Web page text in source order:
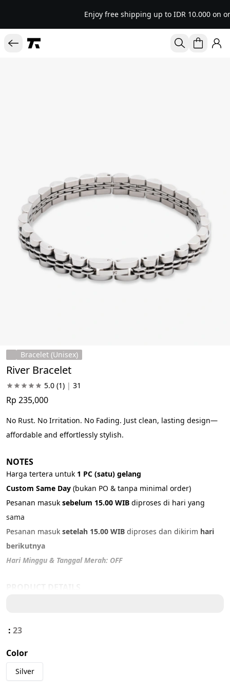
Enjoy free shipping up to IDR 10.000 on
Bracelet (Unisex)
River Bracelet
5.0 (1) | 31
Rp 235,000
No Rust. No Irritation. No Fading. Just clean, lasting design—
affordable and effortlessly stylish.
NOTES
Harga tertera untuk 1 PC (satu) gelang
Custom Same Day (bukan PO & tanpa minimal order)
Pesanan masuk sebelum 15.00 WIB diproses di hari yang
sama
Pesanan masuk setelah 15.00 WIB diproses dan dikirim hari
berikutnya
Hari Minggu & Tanggal Merah: OFF
Size: ADJUSTABLE (17 - 20cm)
IMPORTANT NOTICE
Mohon untuk membuat
tertutup, direkam dari awal hingga akhir (tanpa pause atau edit).
: 23
Color
Silver